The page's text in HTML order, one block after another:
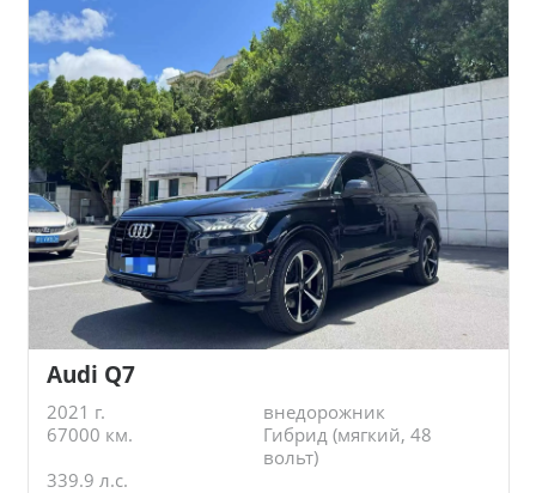
Audi Q7
2021 г.
внедорожник
67000 км.
Гибрид (мягкий, 48
вольт)
339.9 л.с.